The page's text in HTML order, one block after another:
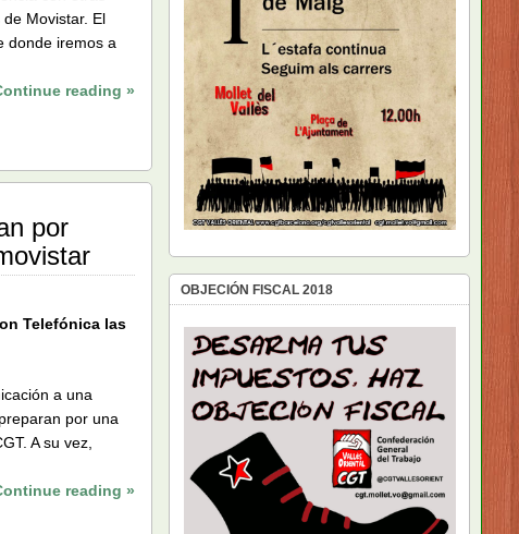
Movistar. El
donde iremos a
reading »
por
Telefónica las
a una
por una
A su vez,
reading »
OBJECIÓN FISCAL 2018